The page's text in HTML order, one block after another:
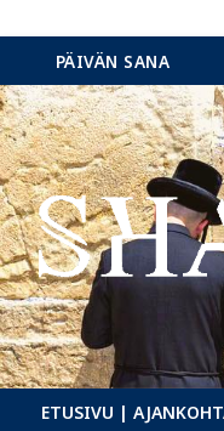
Hyppää
sisältöön
PÄIVÄN SANA
ETUSIVU |